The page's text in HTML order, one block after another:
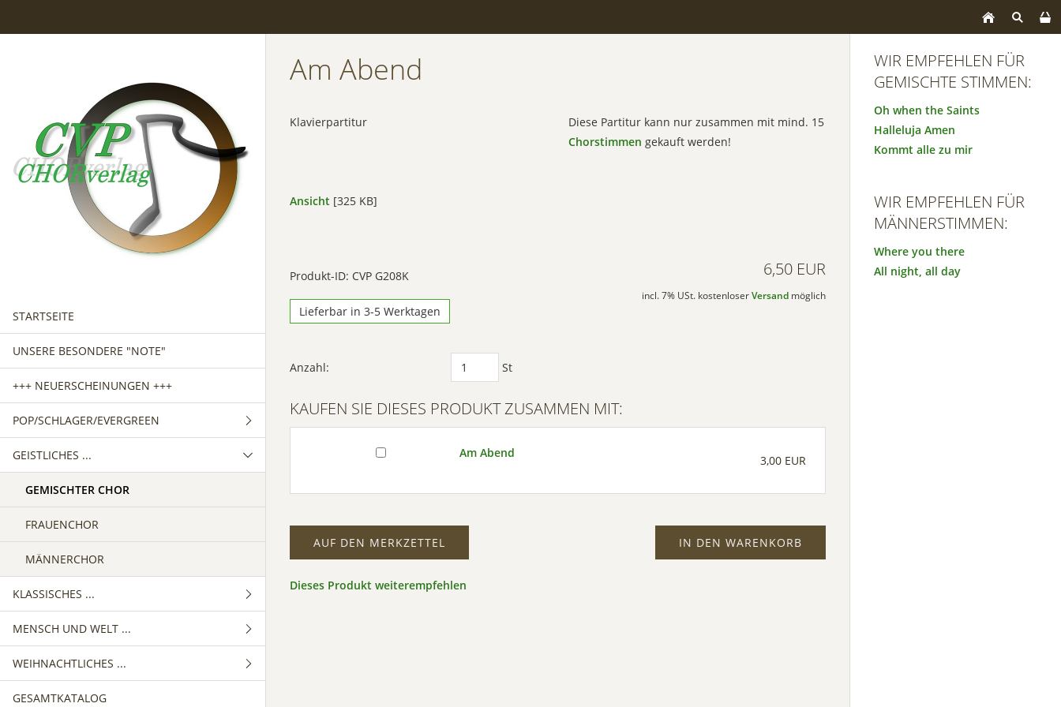
STARTSEITE
UNSERE BESONDERE "NOTE"
+++ NEUERSCHEINUNGEN +++
POP/SCHLAGER/EVERGREEN
GEMISCHTER CHOR
FRAUENCHOR
MÄNNERCHOR
GEISTLICHES ...
GEMISCHTER CHOR
FRAUENCHOR
MÄNNERCHOR
KLASSISCHES ...
GEMISCHTER CHOR
FRAUENCHOR
MÄNNERCHOR
MENSCH UND WELT ...
GEMISCHTER CHOR
FRAUENCHOR
WEIHNACHTLICHES ...
GEMISCHTER CHOR
GESAMTKATALOG
Am Abend
Klavierpartitur
Ansicht [325 KB]
Diese Partitur kann nur zusammen mit mind. 15
Chorstimmen gekauft werden!
Produkt-ID: CVP G208K
Lieferbar in 3-5 Werktagen
6,50 EUR
incl. 7% USt. kostenloser Versandmöglich
Anzahl: St
KAUFEN SIE DIESES PRODUKT ZUSAMMEN MIT:
Am Abend
3,00 EUR
IN DEN WARENKORB
AUF DEN MERKZETTEL
Dieses Produkt weiterempfehlen
WIR EMPFEHLEN FÜR
GEMISCHTE STIMMEN:
Oh when the Saints
Halleluja Amen
Kommt alle zu mir
WIR EMPFEHLEN FÜR
MÄNNERSTIMMEN:
Where you there
All night, all day